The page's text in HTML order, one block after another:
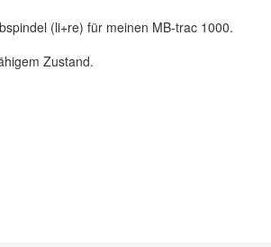
(li+re) für meinen MB-trac 1000.
Zustand.